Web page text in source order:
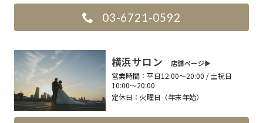
03-6721-0592
横浜サロン 店舗ページ▶︎
営業時間： 平日12:00〜20:00 / 土祝日
10:00〜20:00
定休日： 火曜日（年末年始）